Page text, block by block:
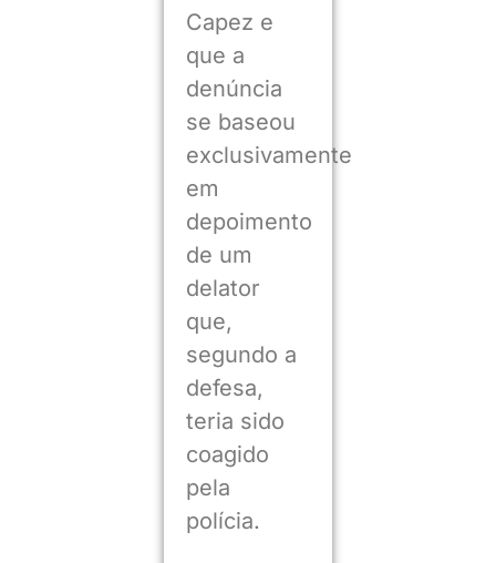
Capez e
que a
denúncia
se baseou
exclusivamente
em
depoimento
de um
delator
que,
segundo a
defesa,
teria sido
coagido
pela
polícia.